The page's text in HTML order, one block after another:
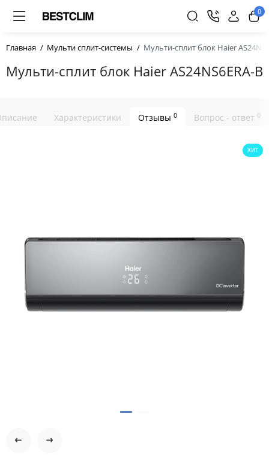
0
Главная Мульти сплит-системы Мульти-сплит блок Haier
Мульти-сплит блок Haier AS24NS6ERA-B
Характеристики Отзывы 0 Вопрос - ответ 0
ХИТ